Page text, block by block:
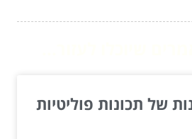
של תכונות פוליטיות